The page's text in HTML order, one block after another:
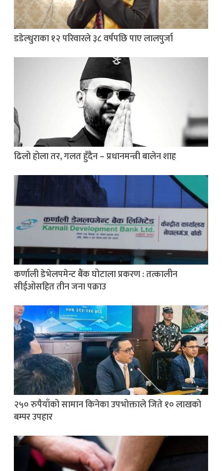
डडेल्धुराका १२ परिवारले ३८ वर्षपछि पाए लालपुर्जा
ढिलो होला तर, गलत हुँदैन – प्रधानमन्त्री बालेन शाह
कर्णाली डेभेलपमेन्ट बैंक घोटाला प्रकरण : तत्कालीन
सीईओसहित तीन जना पक्राउ
२५० रुपैयाँको सामान किनेका उपभोक्ताले जिते १० लाखको
बम्पर उपहार